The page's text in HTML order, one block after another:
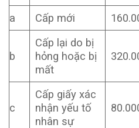
a
Cấp mới
b
Cấp lại do bị
hỏng hoặc bị
mất
c
Cấp giấy xác
nhận yếu tố
nhân sự